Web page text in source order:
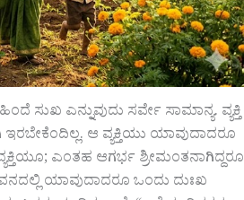
ಸುಖ ಎನ್ನುವುದು ಸರ್ವೇ ಸಾಮಾನ್ಯ. ವ್ಯಕ್ತಿ
ಆ ವ್ಯಕ್ತಿಯು ಯಾವುದಾದರೂ
ಎಂತಹ ಆಗರ್ಭ ಶ್ರೀಮಂತನಾಗಿದ್ದರೂ
ಯಾವುದಾದರೂ ಒಂದು ದುಃಖ